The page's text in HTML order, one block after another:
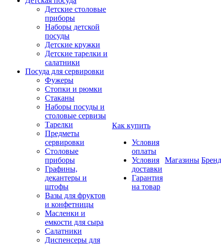
Детские столовые
приборы
Наборы детской
посуды
Детские кружки
Детские тарелки и
салатники
Посуда для сервировки
Фужеры
Стопки и рюмки
Стаканы
Наборы посуды и
столовые сервизы
Тарелки
Предметы
сервировки
Столовые
приборы
Графины,
декантеры и
штофы
Вазы для фруктов
и конфетницы
Масленки и
емкости для сыра
Салатники
Диспенсеры для
Как купить
Условия
оплаты
Условия
доставки
Гарантия
на товар
Магазины